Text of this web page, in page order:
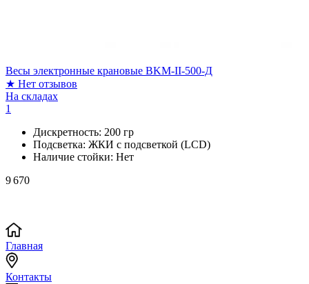
Весы электронные крановые BKM-II-500-Д
★ Нет отзывов
На складах
1
Дискретность: 200 гр
Подсветка: ЖКИ с подсветкой (LCD)
Наличие стойки: Нет
9 670
Главная
Контакты